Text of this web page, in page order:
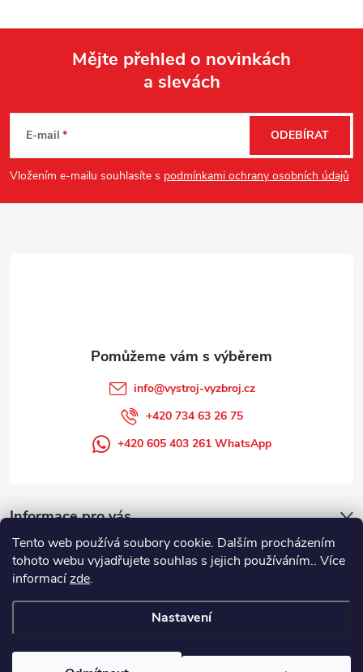
Tento web používá soubory cookie. Dalším procházením
tohoto webu vyjadřujete souhlas s jejich používáním.. Více
informacízde.
Nastavení
p
a
Mějte přehled o novinkách
a slevách
E-mail
Vložením e-mailu souhlasíte s podmínkami ochrany osobních údajů
ODEBÍRAT
Informace pro vás
info@vystroj-vyzbroj.cz
+420 734 63 26 75
+420 605 403 261 WhatsApp
Copyright 2026
. Všechna práva vyhrazena.